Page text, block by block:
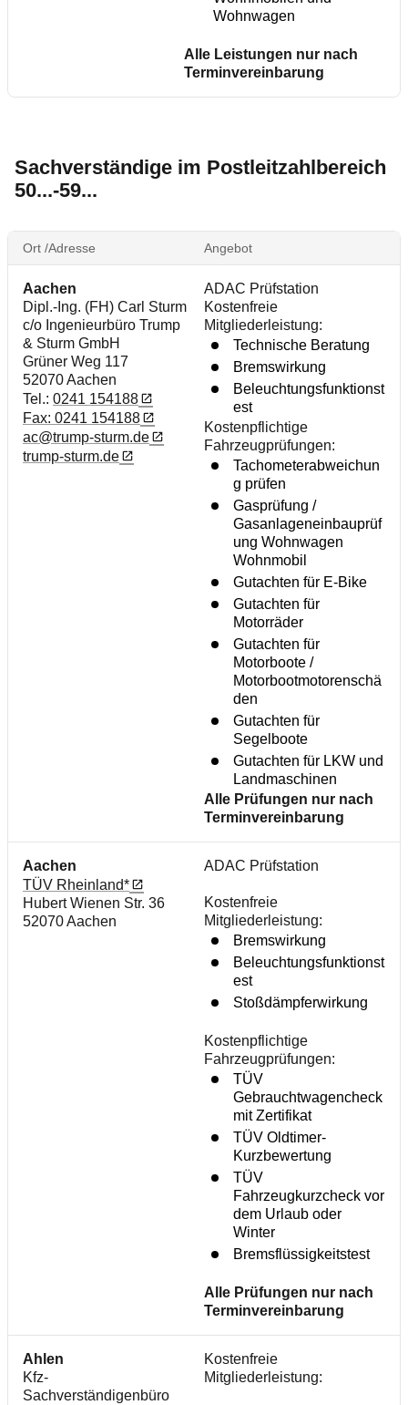
Wohnwagen
Alle Leistungen nur nach
Terminvereinbarung
Sachverständige im Postleitzahlbereich
50...-59...
Ort /Adresse Angebot
Aachen
Dipl.-Ing. (FH) Carl Sturm
c/o Ingenieurbüro Trump
& Sturm GmbH
Grüner Weg 117
52070 Aachen
Tel.: 0241 154188
Fax: 0241 154188
ac@trump-sturm.de
trump-sturm.de
ADAC Prüfstation
Kostenfreie
Mitgliederleistung:
Technische Beratung
Bremswirkung
Beleuchtungsfunktionst
est
Kostenpflichtige
Fahrzeugprüfungen:
Tachometerabweichun
g prüfen
Gasprüfung /
Gasanlageneinbauprüf
ung Wohnwagen
Wohnmobil
Gutachten für E-Bike
Gutachten für
Motorräder
Gutachten für
Motorboote /
Motorbootmotorenschä
den
Gutachten für
Segelboote
Gutachten für LKW und
Landmaschinen
Alle Prüfungen nur nach
Terminvereinbarung
Aachen
TÜV Rheinland*
Hubert Wienen Str. 36
52070 Aachen
ADAC Prüfstation
Kostenfreie
Mitgliederleistung:
Bremswirkung
Beleuchtungsfunktionst
est
Stoßdämpferwirkung
Kostenpflichtige
Fahrzeugprüfungen:
TÜV
Gebrauchtwagencheck
mit Zertifikat
TÜV Oldtimer-
Kurzbewertung
TÜV
Fahrzeugkurzcheck vor
dem Urlaub oder
Winter
Bremsflüssigkeitstest
Alle Prüfungen nur nach
Terminvereinbarung
Ahlen
Kfz-
Sachverständigenbüro
Kostenfreie
Mitgliederleistung: